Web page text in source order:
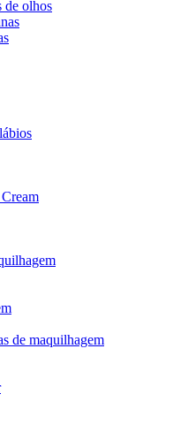
de olhos
de maquilhagem